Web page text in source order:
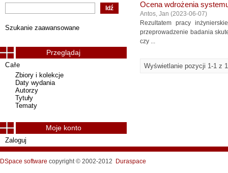
Ocena wdrożenia
Antos, Jan (2023-06-07)
Rezultatem pracy
przeprowadzenie badania
czy ...
Wyświetlanie pozycji 1-1 z 1
Szukanie zaawansowane
Przeglądaj
Całe
Zbiory i kolekcje
Daty wydania
Autorzy
Tytuły
Tematy
Moje konto
Zaloguj
DSpace software copyright © 2002-2012 Duraspace